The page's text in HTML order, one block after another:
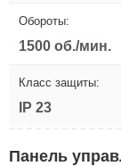
Обороты:
1500 об./мин.
Класс защиты:
IP 23
Панель